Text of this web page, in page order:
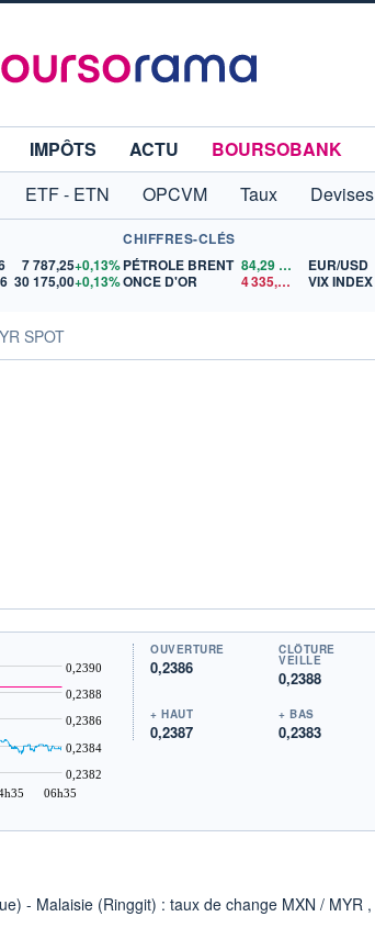
IMPÔTS ACTU
BOURSOBANK
ETF - ETN OPCVM Taux Devises
7 787,25+0,13%
30 175,00+0,13%
CHIFFRES-CLÉS
PÉTROLE BRENT 84,29
ONCE D'OR
4 335,22 $US
EUR/USD
VIX INDEX
SPOT
06h35
0,2382
0,2384
0,2386
0,2388
0,2390
OUVERTURE
0,2386
CLÔTURE
VEILLE
0,2388
+ HAUT
0,2387
+ BAS
0,2383
- Malaisie (Ringgit) : taux de change MXN / MYR ,